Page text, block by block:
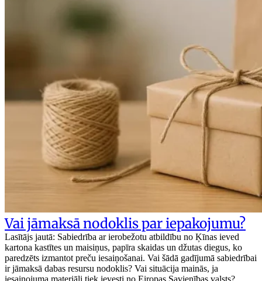
Vai jāmaksā nodoklis par iepakojumu?
Lasītājs jautā: Sabiedrība ar ierobežotu atbildību no Ķīnas ieved
kartona kastītes un maisiņus, papīra skaidas un džutas diegus, ko
paredzēts izmantot preču iesaiņošanai. Vai šādā gadījumā sabiedrībai
ir jāmaksā dabas resursu nodoklis? Vai situācija mainās, ja
iesaiņojuma materiāli tiek ievesti no Eiropas Savienības valsts?